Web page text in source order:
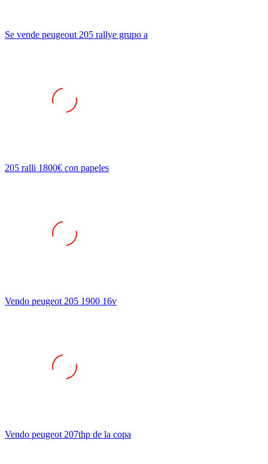
Se vende peugeout 205 rallye grupo a
205 ralli 1800€ con papeles
Vendo peugeot 205 1900 16v
Vendo peugeot 207thp de la copa